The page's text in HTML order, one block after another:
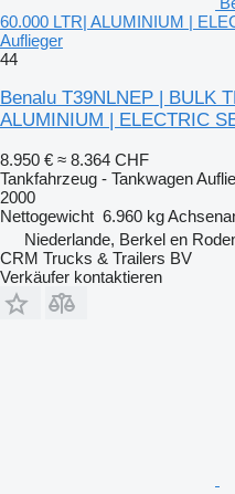
60.000 LTR| ALUMINIUM |
Auflieger
44
Benalu T39NLNEP | BULK
ALUMINIUM | ELECTRIC
8.950 € ≈ 8.364 CHF
Tankfahrzeug - Tankwagen
2000
Nettogewicht 6.960 kg
Niederlande, Berkel en
CRM Trucks & Trailers BV
Verkäufer kontaktieren